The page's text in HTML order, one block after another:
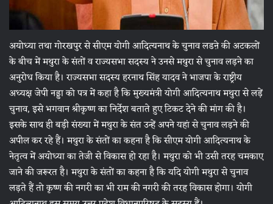
अयोध्या तथा गोरखपुर से सीएम योगी आदित्यनाथ के चुनाव लडऩे की अटकलों
के बीच में मथुरा के संतों व राज्यसभा सदस्य ने उनसे मथुरा से चुनाव लड़ने का
अनुरोध किया है। राज्यसभा सदस्य हरनाथ सिंह यादव ने भाजपा के राष्ट्रीय
अध्यक्ष जेपी नड्डा को पत्र में कहा है कि मुख्यमंत्री योगी आदित्यनाथ मथुरा से लड़ें
चुनाव, इसे भगवान श्रीकृष्ण का निर्देश बताते हुए टिकट देने की मांग की है।
इसके साथ ही बड़ी संख्या में मथुरा के संत उन्हें अपने यहां से चुनाव लड़ने की
अपील कर रहे हैं। मथुरा के संतों का कहना है कि सीएम योगी आदित्यनाथ के
नेतृत्व में अयोध्या का तेजी से विकास हो रहा है। मथुरा को भी उसी तरह चमकाए
जाने की जरूरत है। मथुरा के संतों का कहना है कि यदि योगी मथुरा से चुनाव
लड़ते हैं तो कृष्ण की नगरी का भी राम की नगरी की तरह विकास होगा। योगी